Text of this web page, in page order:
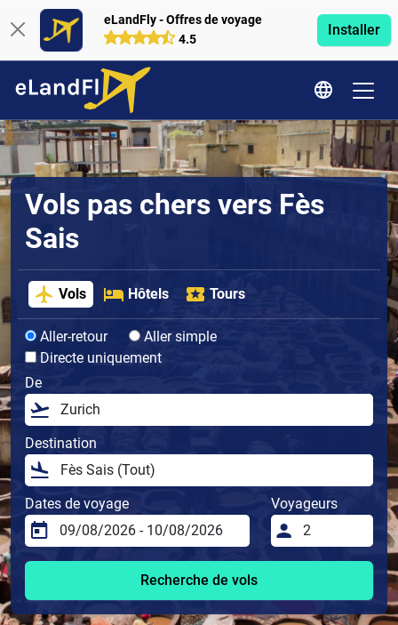
eLandFly - Offres de voyage
4.5
Installer
Vols pas chers vers Fès
Sais
Vols Hôtels Tours
Aller-retour
Aller simple
Directe uniquement
De
Destination
Dates de voyage Voyageurs
Recherche de vols